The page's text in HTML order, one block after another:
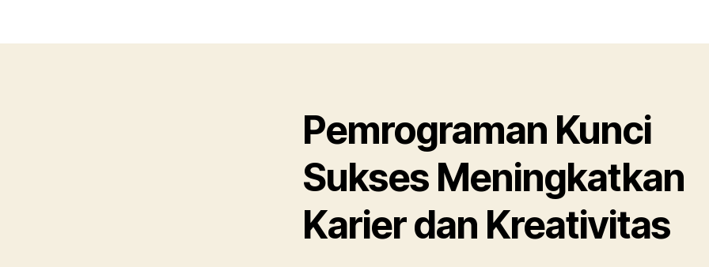
Pemrograman Kunci
Sukses Meningkatkan
Karier dan Kreativitas